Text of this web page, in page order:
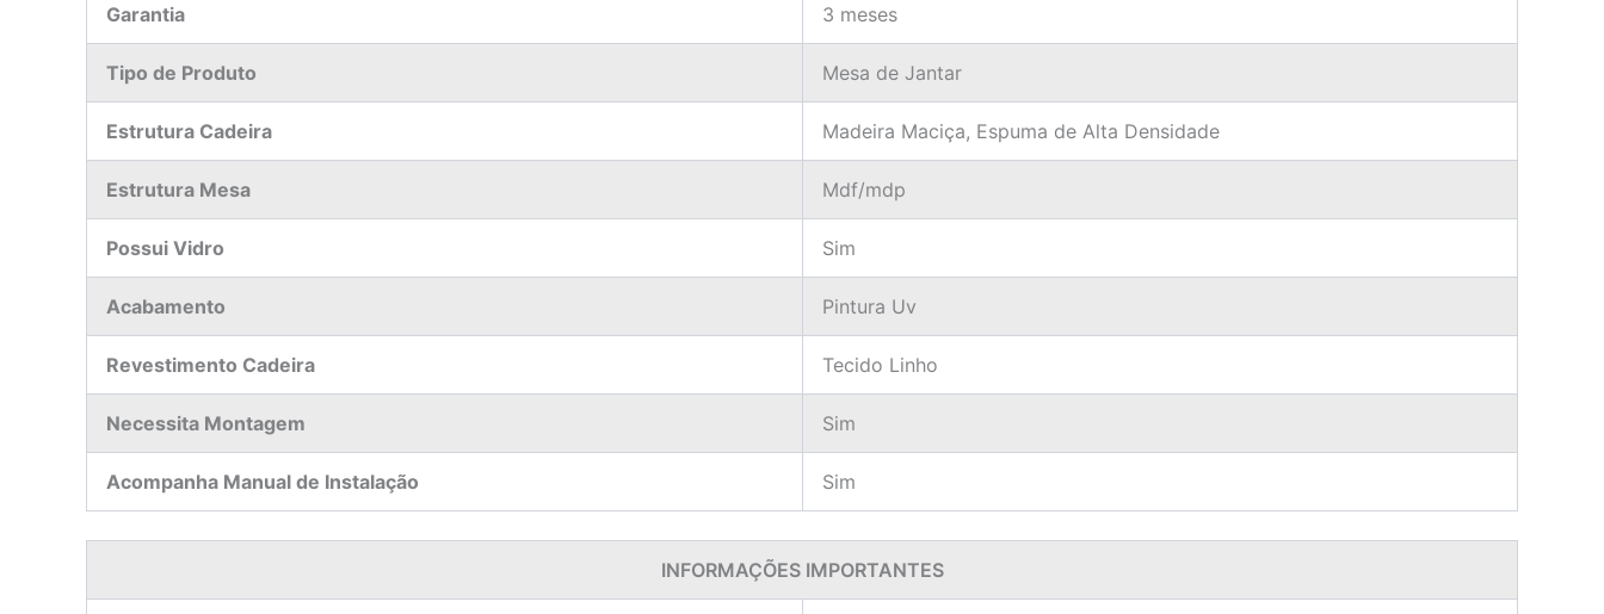
Garantia 3 meses
Tipo de Produto Mesa de Jantar
Estrutura Cadeira Madeira Maciça, Espuma de Alta Densidade
Estrutura Mesa Mdf/mdp
Possui Vidro Sim
Acabamento Pintura Uv
Revestimento Cadeira Tecido Linho
Necessita Montagem Sim
Acompanha Manual de Instalação Sim
INFORMAÇÕES IMPORTANTES